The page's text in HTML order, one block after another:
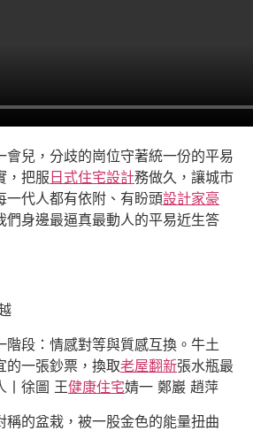
會兒，分歧的崗位守著統一份的平易
，把服 日式住宅設計務做久，讓城市
一代人都有依附、有盼頭設計家豪
們身邊最逼真最動人的平易近生答
階段：情感對等與質感互換。牛土
的一張鈔票，換取老屋翻新張水瓶最
丨徐圖 王健康住宅婧一 鄭巖 趙萍
稱的盆栽，被一股金色的能量扭曲